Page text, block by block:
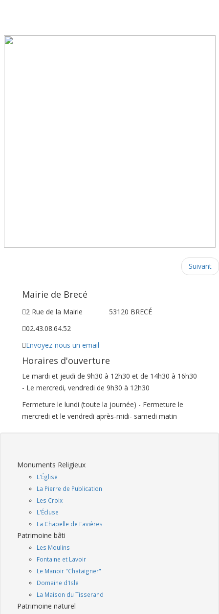
Suivant
Mairie de Brecé
2 Rue de la Mairie
53120 BRECÉ
02.43.08.64.52
Envoyez-nous un email
Horaires d'ouverture
Le mardi et jeudi de 9h30 à 12h30 et de 14h30 à 16h30
- Le mercredi, vendredi de 9h30 à 12h30
Fermeture le lundi (toute la journée) - Fermeture le
mercredi et le vendredi après-midi- samedi matin
Monuments Religieux
L'Église
La Pierre de Publication
Les Croix
L'Écluse
La Chapelle de Favières
Patrimoine bâti
Les Moulins
Fontaine et Lavoir
Le Manoir "Chataigner"
Domaine d'Isle
La Maison du Tisserand
Patrimoine naturel